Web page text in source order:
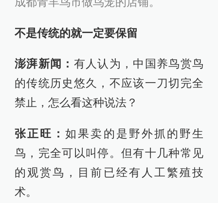
不是传统的就一定要保留
澎湃新闻： 有人认为，中国养鸟赏鸟
的传统历史悠久，不应该一刀切完全
禁止，怎么看这种说法？
张正旺：如果卖的是野外抓的野生
鸟，完全可以叫停。但有十几种常见
的观赏鸟，目前已经有人工繁殖技
术。